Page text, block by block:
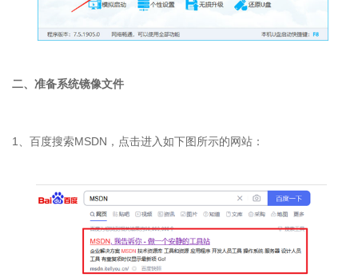
二、准备系统镜像文件
1、百度搜索MSDN，点击进入如下图所示的网站：